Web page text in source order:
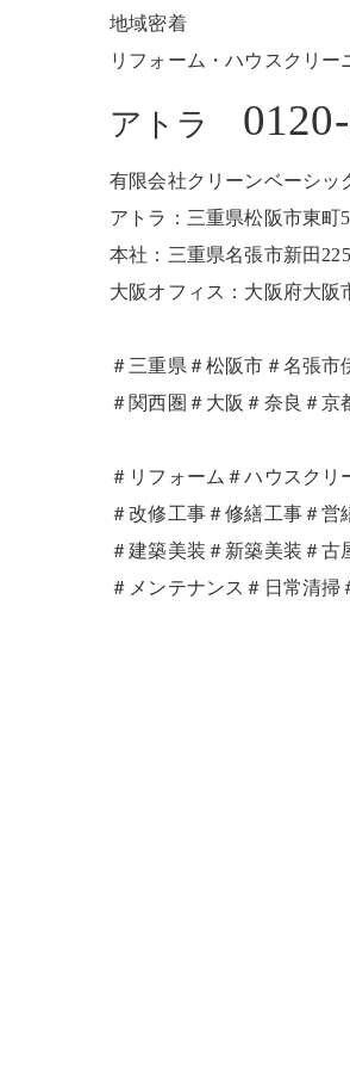
地域密着
リフォーム・ハウスクリー
アトラ
有限会社クリーンベーシッ
アトラ：三重県松阪市東町
本社：三重県名張市新田
大阪オフィス：大阪府大阪
＃三重県＃松阪市＃名張
＃関西圏＃大阪＃奈良＃京
＃リフォーム＃ハウスクリ
＃改修工事＃修繕工事＃営
＃建築美装＃新築美装＃古
＃メンテナンス＃日常清掃